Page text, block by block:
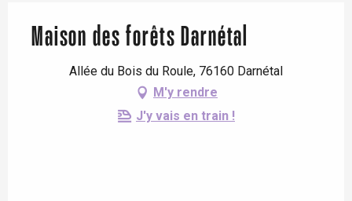
Maison des forêts Darnétal
Allée du Bois du Roule, 76160 Darnétal
M'y rendre
J'y vais en train !